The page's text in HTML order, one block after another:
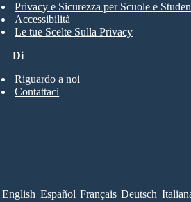
Di
Riguardo a noi
Contattaci
Privacy e Sicurezza per Scuole e
Accessibilità
Le tue Scelte Sulla Privacy
English Español Français Deutsch